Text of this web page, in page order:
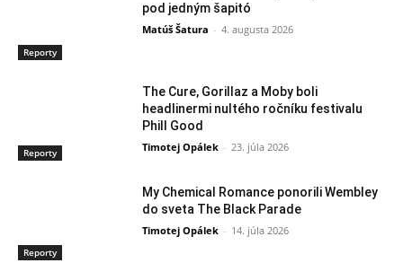
Reporty
pod jedným šapitó
Matúš Šatura - 4. augusta 2026
Reporty
The Cure, Gorillaz a Moby boli
headlinermi nultého ročníku festivalu
Phill Good
Timotej Opálek - 23. júla 2026
Reporty
My Chemical Romance ponorili Wembley
do sveta The Black Parade
Timotej Opálek - 14. júla 2026